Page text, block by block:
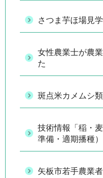
さつま芋ほ場見
女性農業士が農
た
斑点米カメムシ
技術情報「稲・
準備・適期播種
矢板市若手農業